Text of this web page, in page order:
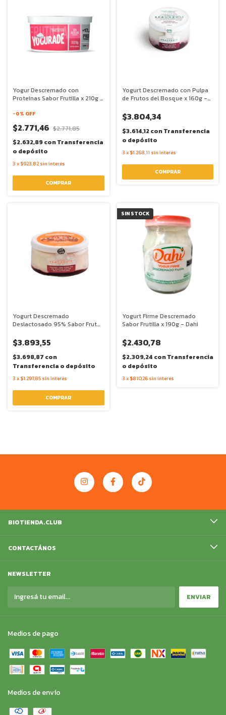
Yogur Descremado con
Proteinas Sabor Frutilla x 210g -
-0% OFF
$2.771,46 $2.771,85
$2.632,89conTransferencia
o depósito
3 x $923,82 sin interés
Yogurt Descremado con Pulpa
de Frutos del Bosque x 160g -
$3.804,34
$3.614,12conTransferencia
o depósito
3 x $1.268,11 sin interés
Yogurt Descremado
Deslactosado 95% Sabor Frutos
$3.893,55
$3.698,87 con
Transferencia o depósito
3 x $1.297,85 sin interés
SIN STOCK
Yogurt Firme Descremado
Sabor Frutilla x 190g - Dahi
$2.430,78
$2.309,24 conTransferencia
o depósito
3 x $810,26 sin interés
BIOTIENDA.CLUB
CONTACTÁNOS
NEWSLETTER
Medios de pago
Medios de envío